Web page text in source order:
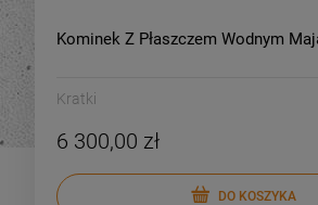
Kominek Z Płaszczem Wodnym
Kratki
6 300,00 zł
DO KOSZYKA